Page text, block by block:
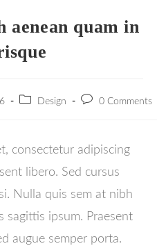
aenean quam in
Design 0 Comments
consectetur adipiscing
libero. Sed cursus
Nulla quis sem at nibh
sagittis ipsum. Praesent
augue semper porta.